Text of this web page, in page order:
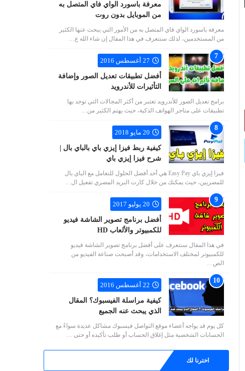
معرفة باسورد الواي فاي المتصل به
من الموبايل بدون روت
معرفة باسورد الواي فاي المتصل به من الأمور التي يبحث عنها الكثير
من المستخدمين، لذلك سنتعرف في هذا المقال إن شاء الله ع…
27 أغسطس 2016
أفضل تطبيقات تعديل الصور وإضافة
التأثيرات للأندرويد
برامج تعديل الصور للأندرويد تعتبر من أكثر المجالات التي توجد بها
تطبيقات على متاجر الهواتف الذكية، حيث يهتم الكثير من…
20 مايو 2018
كيفية ربط فيزا إيزي باي بالباي بال |
شرح فيزا إيزي باي
فيزا إيزي باي Easy Pay هي أحد أفضل الحلول للتعامل مع الباي بال
للمصريين، حيث يمكنك من خلال كارت البريد المصري تفعيل ال…
20 يوليو 2017
أفضل برنامج تصوير الشاشة فيديو
للكمبيوتر والألعاب HD
في هذا المقال سنتعرف على أفضل برنامج تصوير الشاشة فيديو
للكمبيوتر لمختلف الاستخدامات، وقد أصبحت صناعة الفيديو من
الص…
22 أغسطس 2016
كيفية مراسلة الفيسبوك؟ المقال
الذي يبحث عنه الجميع
كل يوم قد يواجه أعضاء موقع التواصل فيسبوك مشاكل عديدة سواءً مع
الحسابات الشخصية مثل إغلاق الحساب أو طلب تأكيده أو حتى …
اخترنا لك